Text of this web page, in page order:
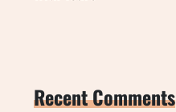
Recent Comments